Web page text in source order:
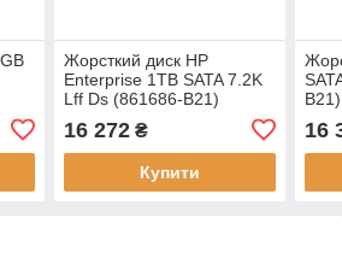
Жорсткий диск HP
Enterprise 1TB SATA 7.2K
Lff Ds (861686-B21)
16 272₴
Купити
B21)
16